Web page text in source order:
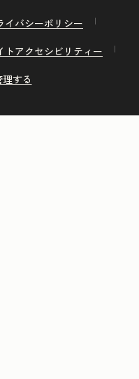
イバシーポリシー
トアクセシビリティー
する